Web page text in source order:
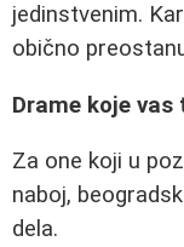
jedinstvenim.
obično
Drame koje
Za one koji u
naboj,
dela.